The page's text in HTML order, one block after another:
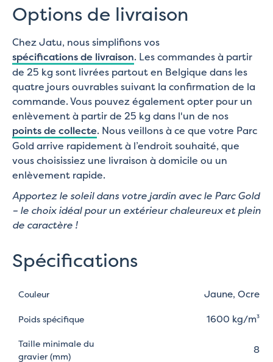
Options de livraison
Chez Jatu, nous simplifions vos
spécifications de livraison. Les commandes à partir
de 25 kg sont livrées partout en Belgique dans les
quatre jours ouvrables suivant la confirmation de la
commande. Vous pouvez également opter pour un
enlèvement à partir de 25 kg dans l'un de nos
points de collecte. Nous veillons à ce que votre Parc
Gold arrive rapidement à l’endroit souhaité, que
vous choisissiez une livraison à domicile ou un
enlèvement rapide.
Apportez le soleil dans votre jardin avec le Parc Gold
– le choix idéal pour un extérieur chaleureux et plein
de caractère !
Spécifications
Couleur Jaune, Ocre
Poids spécifique 1600 kg/m³
Taille minimale du
gravier (mm)
8